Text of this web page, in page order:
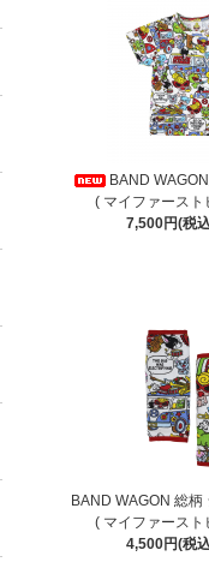
BAND
( マイファースト
7,500円(税
BAND WAGON 総柄
( マイファースト
4,500円(税